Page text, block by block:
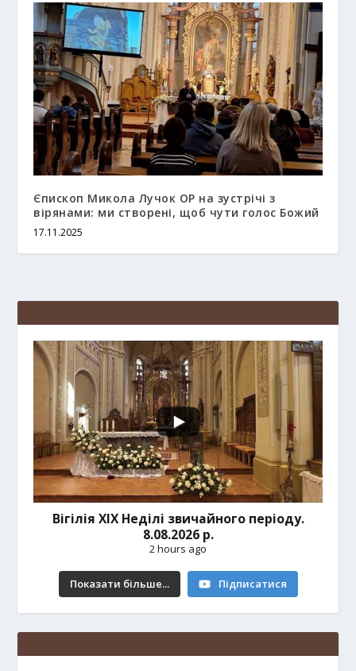
Єпископ Микола Лучок ОР на зустрічі з
вірянами: ми створені, щоб чути голос Божий
17.11.2025
Вігілія ХІХ Неділі звичайного періоду.
8.08.2026 р.
2 hours ago
Показати більше... Підписатися